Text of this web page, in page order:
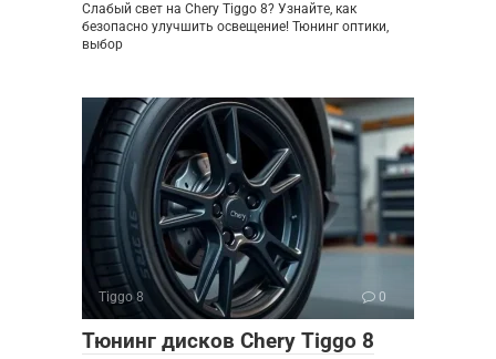
Слабый свет на Chery Tiggo 8? Узнайте, как
безопасно улучшить освещение! Тюнинг оптики,
выбор
Tiggo 8 0
Тюнинг дисков Chery Tiggo 8